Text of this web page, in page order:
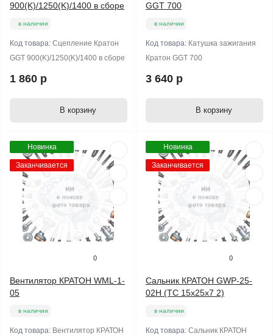
900(K)/1250(K)/1400 в сборе
в наличии
Код товара: Сцепление Кратон
GGT 900(K)/1250(K)/1400 в сборе
1 860 р
В корзину
GGT 700
в наличии
Код товара: Катушка зажигания
Кратон GGT 700
3 640 р
В корзину
Новинка
Заканчивается
0
Вентилятор КРАТОН WML-1-
05
в наличии
Код товара: Вентилятор КРАТОН
Новинка
Заканчивается
0
Сальник КРАТОН GWP-25-
02Н (TC 15х25х7 2)
в наличии
Код товара: Сальник КРАТОН